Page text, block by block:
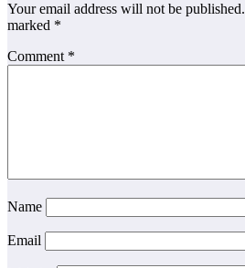
Your email address will not be published.
marked *
Comment *
Name
Email